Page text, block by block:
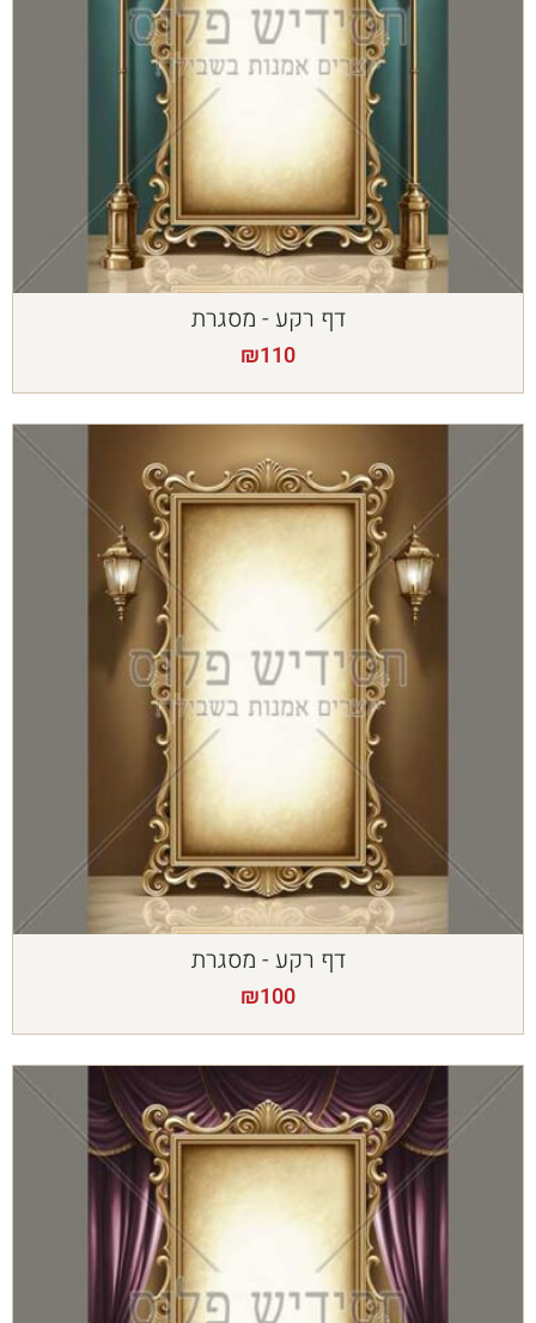
דף רקע - מסגרת
₪110
דף רקע - מסגרת
₪100